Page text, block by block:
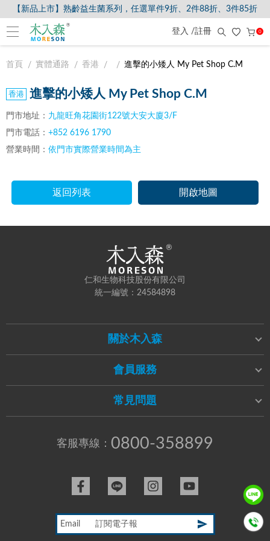
【新品上市】熟齡益生菌系列，任選單件9折、2件88折、3件85折
登入 /註冊 0
首頁 實體通路 香港 進擊的小矮人 My Pet Shop C.M
進擊的小矮人 My Pet Shop C.M
門市地址： 九龍旺角花園街122號大安大廈3/F
門市電話： +852 6196 1790
營業時間： 依門市實際營業時間為主
返回列表 開啟地圖
仁和生物科技股份有限公司
統一編號：24584898
關於木入森
會員服務
常見問題
客服專線： 0800-358899
Email